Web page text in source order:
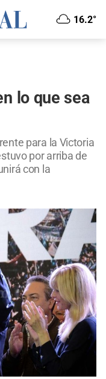
16.2°
lo que sea
para la Victoria
por arriba de
con la